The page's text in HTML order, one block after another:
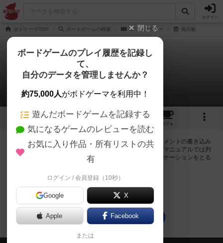
ログイン
ボドゲーマTOP ボードゲームの検索 ユリーとポリー 掲示板
ユリーとポリー
0件の掲示板
1 1
カフェ
ログインするとユリーとポリーに関する掲示板の作成やコメントの書き込み
が出来るようになります。ルールの疑問やエラッタ情報、マニュアルでは判
断し辛い曖昧な表記等について会員同士で自由にコミュニケーションをとる
ログイン/無料会員登録
ユリーとポリーのトップに戻る
閉じる
ボードゲームのプレイ履歴を記録し
て、
自分のデータを管理しませんか？
約75,000人がボドゲーマを利用中！
遊んだボードゲームを記録する
気になるゲームのレビューを読む
お気に入り作品・所有リストの共
有
ログイン / 会員登録（10秒）
Google X
Apple Facebook
または